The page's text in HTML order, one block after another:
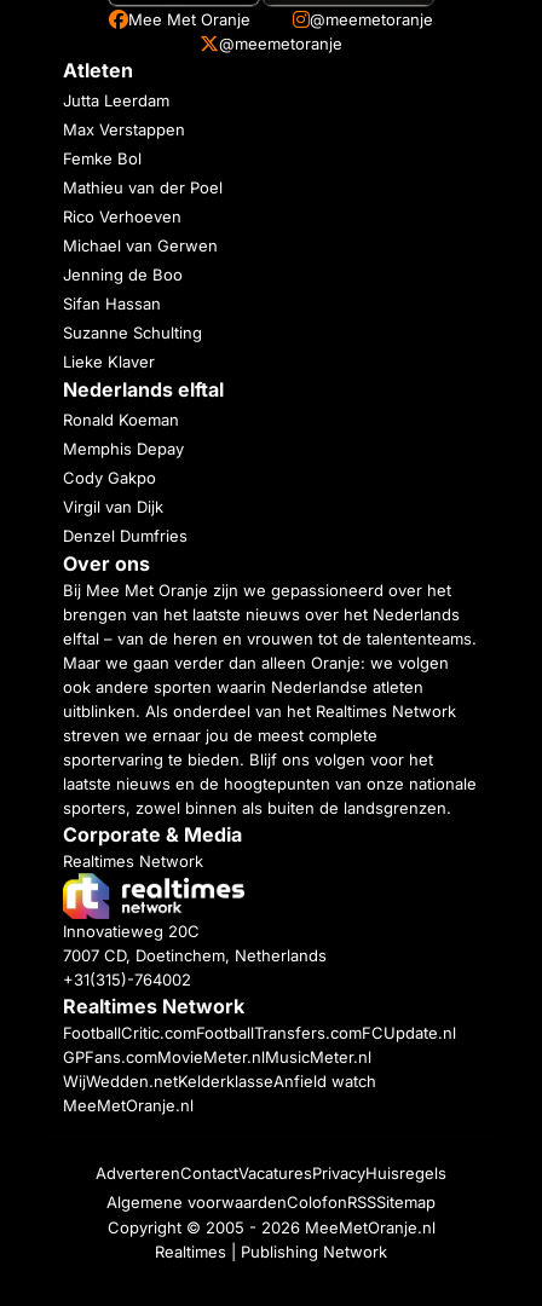
Mee Met Oranje
@meemetoranje
@meemetoranje
Atleten
Jutta Leerdam
Max Verstappen
Femke Bol
Mathieu van der Poel
Rico Verhoeven
Michael van Gerwen
Jenning de Boo
Sifan Hassan
Suzanne Schulting
Lieke Klaver
Nederlands elftal
Ronald Koeman
Memphis Depay
Cody Gakpo
Virgil van Dijk
Denzel Dumfries
Over ons
Bij Mee Met Oranje zijn we gepassioneerd over het
brengen van het laatste nieuws over het Nederlands
elftal – van de heren en vrouwen tot de talententeams.
Maar we gaan verder dan alleen Oranje: we volgen
ook andere sporten waarin Nederlandse atleten
uitblinken. Als onderdeel van het Realtimes Network
streven we ernaar jou de meest complete
sportervaring te bieden. Blijf ons volgen voor het
laatste nieuws en de hoogtepunten van onze nationale
sporters, zowel binnen als buiten de landsgrenzen.
Corporate & Media
Realtimes Network
Innovatieweg 20C
7007 CD, Doetinchem, Netherlands
+31(315)-764002
Realtimes Network
FootballCritic.comFootballTransfers.comFCUpdate.nl
GPFans.comMovieMeter.nlMusicMeter.nl
WijWedden.netKelderklasseAnfield watch
MeeMetOranje.nl
AdverterenContactVacaturesPrivacyHuisregels
Algemene voorwaardenColofonRSSSitemap
Copyright © 2005 - 2026 MeeMetOranje.nl
Realtimes | Publishing Network